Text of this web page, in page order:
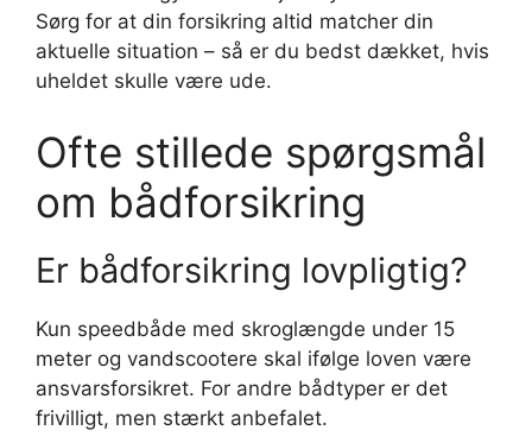
Sørg for at din forsikring altid matcher din
aktuelle situation – så er du bedst dækket, hvis
uheldet skulle være ude.
Ofte stillede spørgsmål
om bådforsikring
Er bådforsikring lovpligtig?
Kun speedbåde med skroglængde under 15
meter og vandscootere skal ifølge loven være
ansvarsforsikret. For andre bådtyper er det
frivilligt, men stærkt anbefalet.